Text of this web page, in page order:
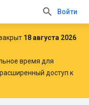
Войти
18 августа 2026
время для
доступ к